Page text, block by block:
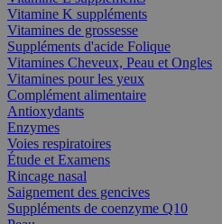
Vitamine K suppléments
Vitamines de grossesse
Suppléments d'acide Folique
Vitamines Cheveux, Peau et Ongles
Vitamines pour les yeux
Complément alimentaire
Antioxydants
Enzymes
Voies respiratoires
Étude et Examens
Rincage nasal
Saignement des gencives
Suppléments de coenzyme Q10